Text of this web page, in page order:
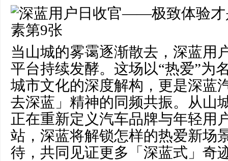
当山城的雾霭逐渐散去，深蓝用
平台持续发酵。这场以“热爱”为
城市文化的深度解构，更是深蓝
去深蓝」精神的同频共振。从山
正在重新定义汽车品牌与年轻用
站，深蓝将解锁怎样的热爱新场
待，共同见证更多「深蓝式」奇